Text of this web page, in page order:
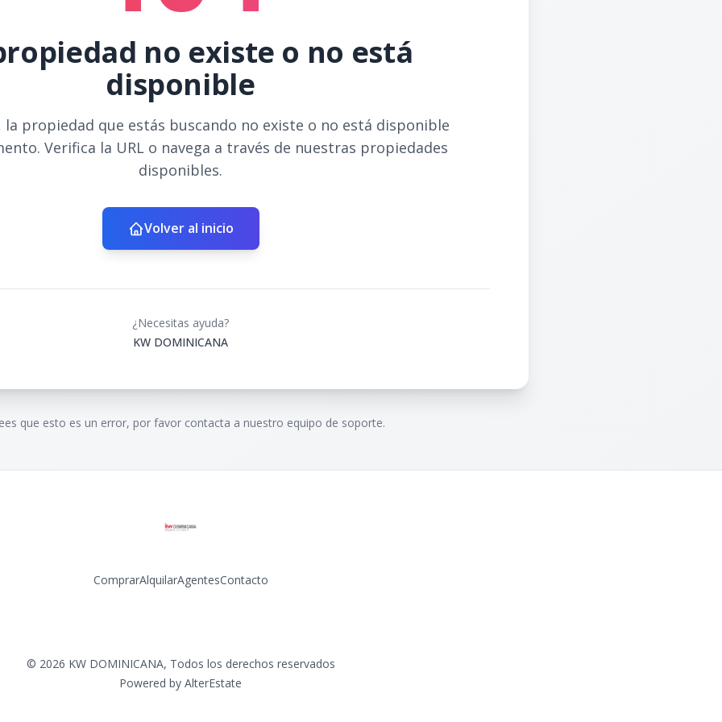
no existe o no está
disponible
propiedad que estás buscando no existe o no está disponible
Verifica la URL o navega a través de nuestras propiedades
disponibles.
Volver al inicio
¿Necesitas ayuda?
KW DOMINICANA
que esto es un error, por favor contacta a nuestro equipo de soporte.
ComprarAlquilarAgentesContacto
© 2026 KW DOMINICANA, Todos los derechos reservados
Powered by AlterEstate